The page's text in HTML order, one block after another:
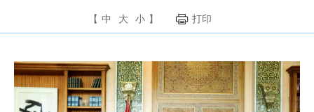
【 中 大 小 】 打印